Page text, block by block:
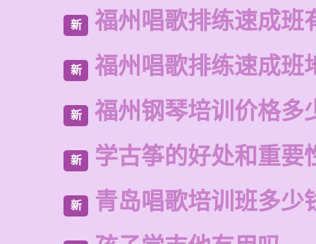
新 福州唱歌排练速成班
新 福州唱歌排练速成班
新 福州钢琴培训价格多
新 学古筝的好处和重要
新 青岛唱歌培训班多少